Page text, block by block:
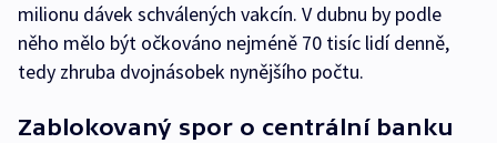
milionu dávek schválených vakcín. V dubnu by podle
něho mělo být očkováno nejméně 70 tisíc lidí denně,
tedy zhruba dvojnásobek nynějšího počtu.
Zablokovaný spor o centrální banku